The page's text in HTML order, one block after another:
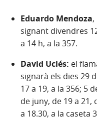
Eduardo Mendoza
signant divendres
a 14 h, a la 357.
David Uclés: el
signarà els dies 29
17 a 19, a la 356; 5
de juny, de 19 a 21,
a 18.30, a la caseta